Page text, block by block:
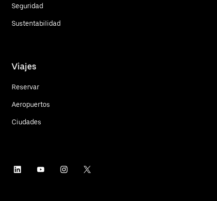
Seguridad
Sustentabilidad
Viajes
Reservar
Aeropuertos
Ciudades